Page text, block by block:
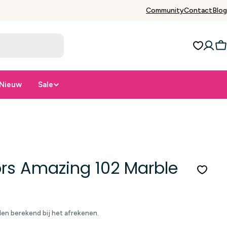
CommunityContactBlog
Nieuw Sale
Amazing 102 Marble
berekend bij het afrekenen.